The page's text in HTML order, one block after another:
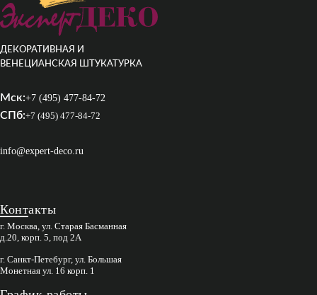
ДЕКОРАТИВНАЯ И
ВЕНЕЦИАНСКАЯ ШТУКАТУРКА
Мск:+7 (495) 477-84-72
СПб:+7 (495) 477-84-72
info@expert-deco.ru
Контакты
г. Москва, ул. Старая Басманная
д.20, корп. 5, под 2А
г. Санкт-Петебург, ул. Большая
Монетная ул. 16 корп. 1